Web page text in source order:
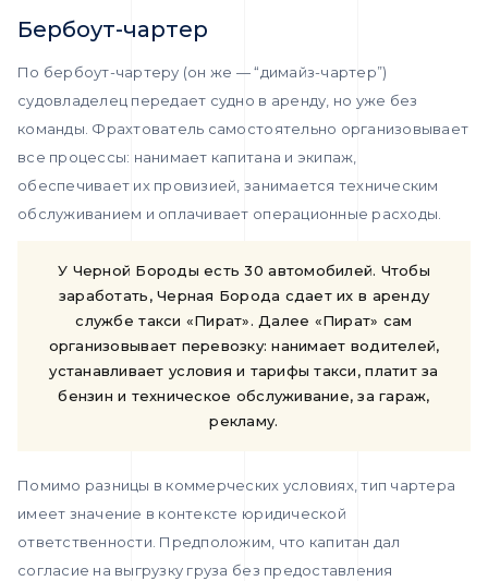
Бербоут-чартер
По бербоут-чартеру (он же — “димайз-чартер”)
судовладелец передает судно в аренду, но уже без
команды. Фрахтователь самостоятельно организовывает
все процессы: нанимает капитана и экипаж,
обеспечивает их провизией, занимается техническим
обслуживанием и оплачивает операционные расходы.
У Черной Бороды есть 30 автомобилей. Чтобы
заработать, Черная Борода сдает их в аренду
службе такси «Пират». Далее «Пират» сам
организовывает перевозку: нанимает водителей,
устанавливает условия и тарифы такси, платит за
бензин и техническое обслуживание, за гараж,
рекламу.
Помимо разницы в коммерческих условиях, тип чартера
имеет значение в контексте юридической
ответственности. Предположим, что капитан дал
согласие на выгрузку груза без предоставления